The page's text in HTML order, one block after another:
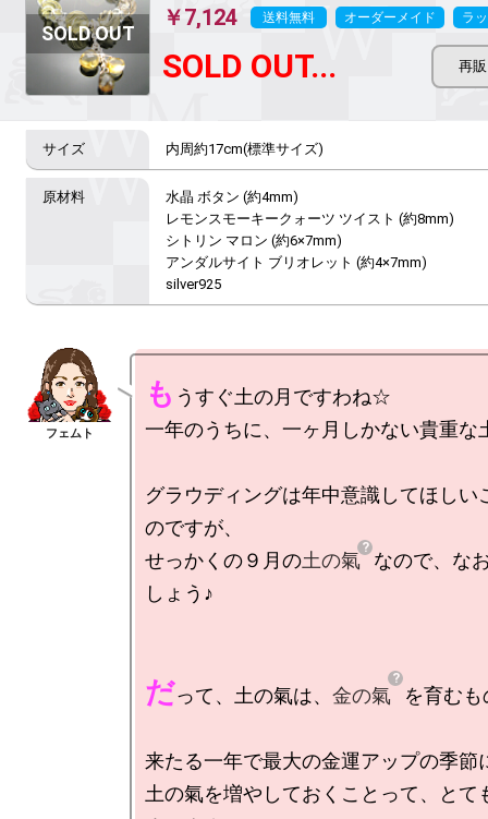
￥7,124 送料無料 オーダーメイド ラ
SOLD OUT...
内周約17cm(標準サイズ)
水晶 ボタン (約4mm)
レモンスモーキークォーツ ツイスト (約8mm)
シトリン マロン (約6×7mm)
アンダルサイト ブリオレット (約4×7mm)
silver925
も うすぐ土の月ですわね☆
一年のうちに、一ヶ月しかない貴重な
グラウディングは年中意識してほしい
のですが、
せっかくの９月の土の氣
なので、な
しょう♪
だって、土の氣は、 金の氣 を育むも
来たる一年で最大の金運アップの季節
土の氣を増やしておくことって、とて